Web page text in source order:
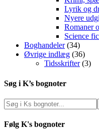
Lyrik og
Nyere
Romaner
Science
Boghandeler(34)
Øvrige indlæg (36)
Tidsskrifter(3)
Søg i K’s bognoter
Følg K's bognoter